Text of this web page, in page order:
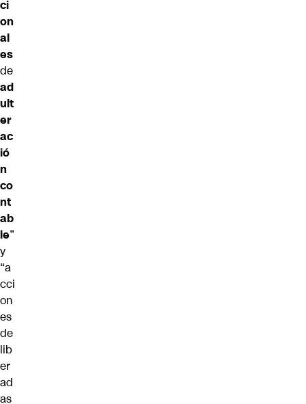
ci
on
al
es
de
ad
ult
er
ac
ió
n
co
nt
ab
le”
y
“a
cci
on
es
de
lib
er
ad
as